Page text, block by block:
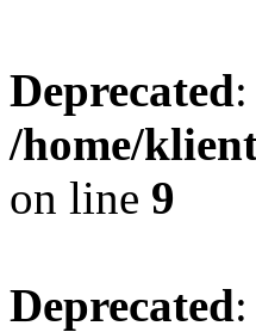
Deprecated
/home/
on line 9
Deprecated